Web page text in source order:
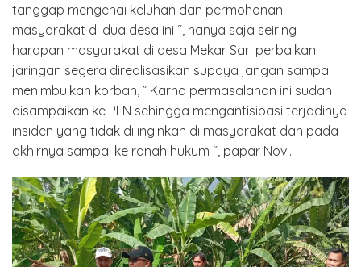
tanggap mengenai keluhan dan permohonan
masyarakat di dua desa ini “, hanya saja seiring
harapan masyarakat di desa Mekar Sari perbaikan
jaringan segera direalisasikan supaya jangan sampai
menimbulkan korban, ” Karna permasalahan ini sudah
disampaikan ke PLN sehingga mengantisipasi terjadinya
insiden yang tidak di inginkan di masyarakat dan pada
akhirnya sampai ke ranah hukum “, papar Novi.